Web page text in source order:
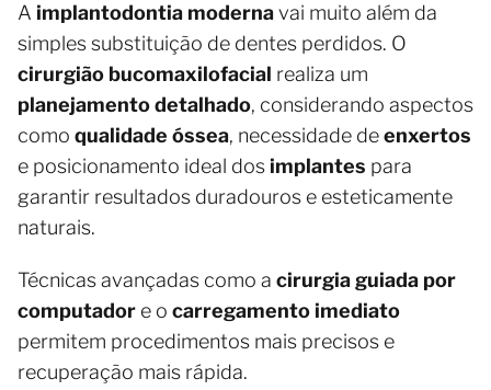
A implantodontia modernavai muito além da
simples substituição de dentes perdidos. O
cirurgião bucomaxilofacial realiza um
planejamento detalhado, considerando aspectos
como qualidade óssea, necessidade deenxertos
e posicionamento ideal dos implantes para
garantir resultados duradouros e esteticamente
naturais.
Técnicas avançadas como a cirurgia guiada por
computador e o carregamento imediato
permitem procedimentos mais precisos e
recuperação mais rápida.